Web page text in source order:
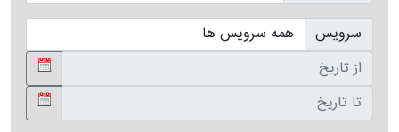
سرویس